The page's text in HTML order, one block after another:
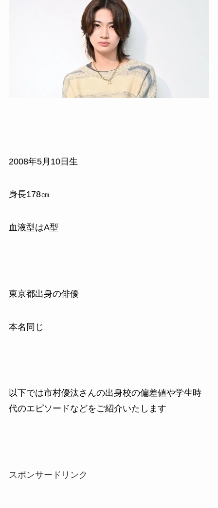
2008年5月10日生
身長178㎝
血液型はA型
東京都出身の俳優
本名同じ
以下では市村優汰さんの出身校の偏差値や学生時
代のエピソードなどをご紹介いたします
スポンサードリンク